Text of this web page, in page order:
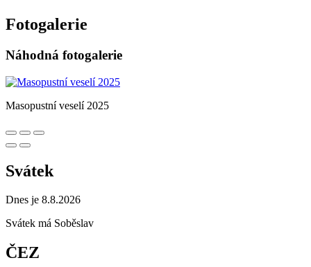
Fotogalerie
Náhodná fotogalerie
Masopustní veselí 2025
Svátek
Dnes je 8.8.2026
Svátek má Soběslav
ČEZ